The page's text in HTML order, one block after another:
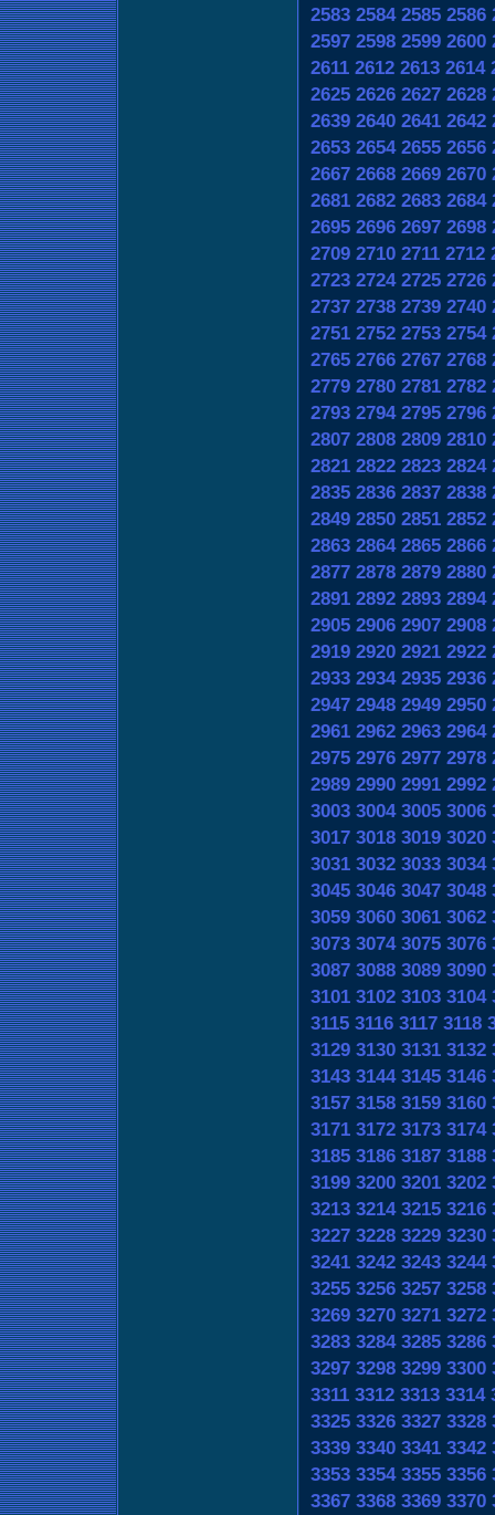
2583 2584 2585 2586
2597 2598 2599 2600
2611 2612 2613 2614
2625 2626 2627 2628
2639 2640 2641 2642
2653 2654 2655 2656
2667 2668 2669 2670
2681 2682 2683 2684
2695 2696 2697 2698
2709 2710 2711 2712
2723 2724 2725 2726
2737 2738 2739 2740
2751 2752 2753 2754
2765 2766 2767 2768
2779 2780 2781 2782
2793 2794 2795 2796
2807 2808 2809 2810
2821 2822 2823 2824
2835 2836 2837 2838
2849 2850 2851 2852
2863 2864 2865 2866
2877 2878 2879 2880
2891 2892 2893 2894
2905 2906 2907 2908
2919 2920 2921 2922
2933 2934 2935 2936
2947 2948 2949 2950
2961 2962 2963 2964
2975 2976 2977 2978
2989 2990 2991 2992
3003 3004 3005 3006
3017 3018 3019 3020
3031 3032 3033 3034
3045 3046 3047 3048
3059 3060 3061 3062
3073 3074 3075 3076
3087 3088 3089 3090
3101 3102 3103 3104
3115 3116 3117 3118
3129 3130 3131 3132
3143 3144 3145 3146
3157 3158 3159 3160
3171 3172 3173 3174
3185 3186 3187 3188
3199 3200 3201 3202
3213 3214 3215 3216
3227 3228 3229 3230
3241 3242 3243 3244
3255 3256 3257 3258
3269 3270 3271 3272
3283 3284 3285 3286
3297 3298 3299 3300
3311 3312 3313 3314
3325 3326 3327 3328
3339 3340 3341 3342
3353 3354 3355 3356
3367 3368 3369 3370